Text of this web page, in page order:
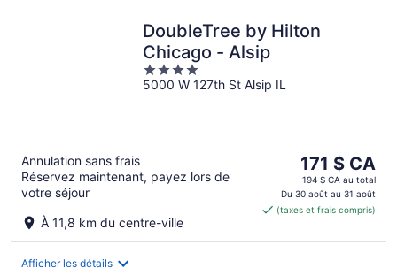
DoubleTree by Hilton
Chicago - Alsip
4
out
5000 W 127th St Alsip IL
Annulation sans frais
Réservez maintenant, payez lors de
votre séjour
À 11,8 km du centre-ville
Le
prix
est
de 171 $ CA
171 $ CA
194 $ CA au total
Du 30 août au 31 août
(taxes et frais compris)
Afficher les détails